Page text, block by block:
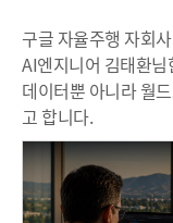
구글 자율주행 자회
AI엔지니어 김태환
데이터뿐 아니라 월
고 합니다.